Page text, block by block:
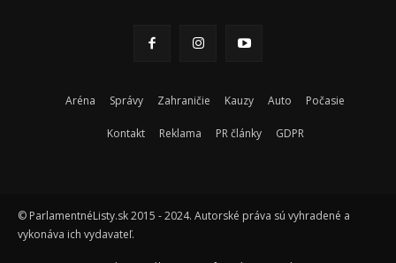
Aréna Správy Zahraničie Kauzy Auto Počasie
Kontakt Reklama PR články GDPR
© ParlamentnéListy.sk 2015 - 2024. Autorské práva sú vyhradené a
vykonáva ich vydavateľ.